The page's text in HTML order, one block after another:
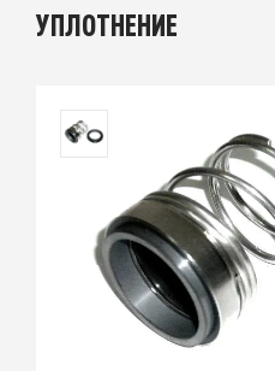
УПЛОТНЕНИЕ